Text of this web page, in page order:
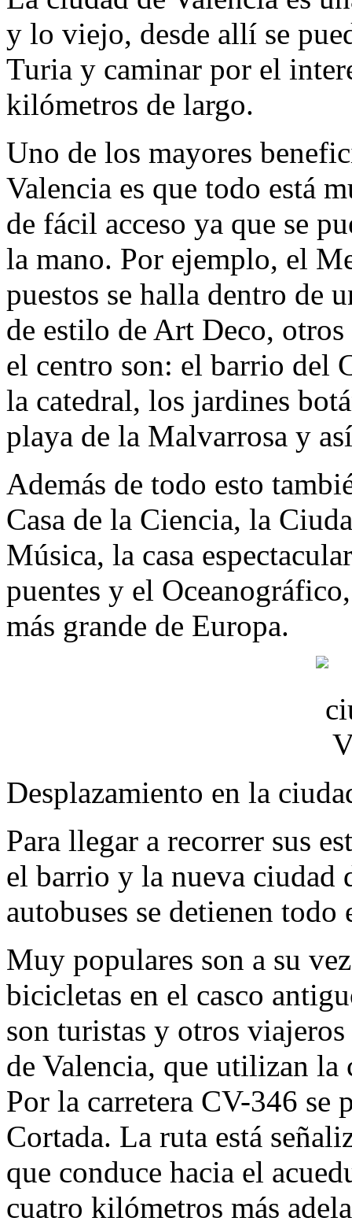
y lo viejo, desde allí se
Turia y caminar por el
kilómetros de largo.
Uno de los mayores
Valencia es que todo está
de fácil acceso ya que se
la mano. Por ejemplo, el
puestos se halla dentro de
de estilo de Art Deco,
el centro son: el barrio del
la catedral, los jardines
playa de la Malvarrosa y
Además de todo esto
Casa de la Ciencia, la
Música, la casa
puentes y el
más grande de Europa.
Desplazamiento en la
Para llegar a recorrer sus
el barrio y la nueva ciudad
autobuses se detienen
Muy populares son a su
bicicletas en el casco
son turistas y otros
de Valencia, que utilizan
Por la carretera CV-346 se
Cortada. La ruta está
que conduce hacia el
cuatro kilómetros más